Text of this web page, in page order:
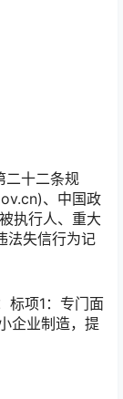
二十二条规
、中国政
执行人、重大
法失信行为记
标项1：专门面
企业制造，提